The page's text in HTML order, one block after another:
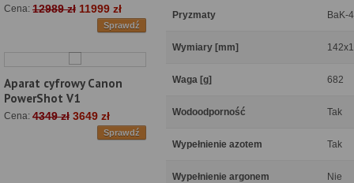
Cena: 12989 zł 11999 zł
Sprawdź
Aparat cyfrowy Canon
PowerShot V1
Cena: 4349 zł 3649 zł
Sprawdź
Pryzmaty BaK-
Wymiary [mm]
Waga [g] 682
Wodoodporność Tak
Wypełnienie azotem Tak
Wypełnienie argonem Nie